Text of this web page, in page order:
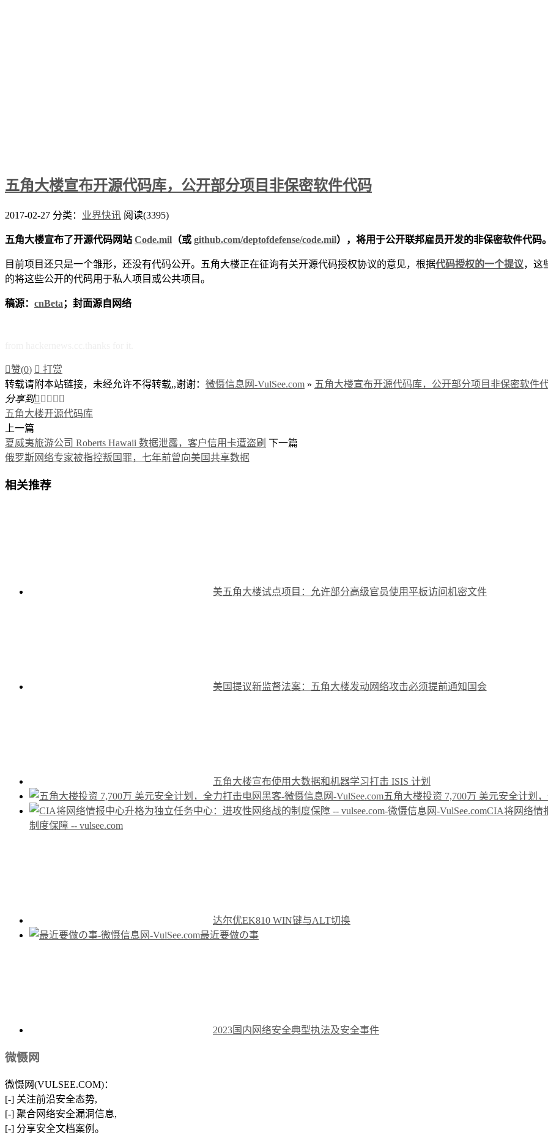
五角大楼宣布开源代码库，公开部分项目非保密软件代码
2017-02-27 分类： 业界快讯 阅读(3395)
五角大楼宣布了开源代码网站 Code.mil （或 github.com/deptofdefense/code.mil），将用于公开联邦雇员开发的非保密软件代码
目前项目还只是一个雏形，还没有代码公开。五角大楼正在征询有关开源代码授权协议的意见，根据代码授权的一个提议，这
的将这些公开的代码用于私人项目或公共项目。
稿源： cnBeta；封面源自网络
赞(0)  打赏
转载请附本站链接，未经允许不得转载,,谢谢： 微慑信息网-VulSee.com » 五角大楼宣布开源代码库，公开部分项目非保密软件
分享到    
五角大楼开源代码库
上一篇
夏威夷旅游公司 Roberts Hawaii 数据泄露，客户信用卡遭盗刷 下一篇
俄罗斯网络专家被指控叛国罪，七年前曾向美国共享数据
相关推荐
美五角大楼试点项目：允许部分高级官员使用平板访问机密文件
美国提议新监督法案：五角大楼发动网络攻击必须提前通知国会
五角大楼宣布使用大数据和机器学习打击 ISIS 计划
五角大楼投资 7,700万 美元安全计划
CIA将网络情
制度保障 -- vulsee.com
达尔优EK810 WIN键与ALT切换
最近要做の事
2023国内网络安全典型执法及安全事件
微慑网
微慑网(VULSEE.COM)：
[-] 关注前沿安全态势,
[-] 聚合网络安全漏洞信息,
[-] 分享安全文档案例。